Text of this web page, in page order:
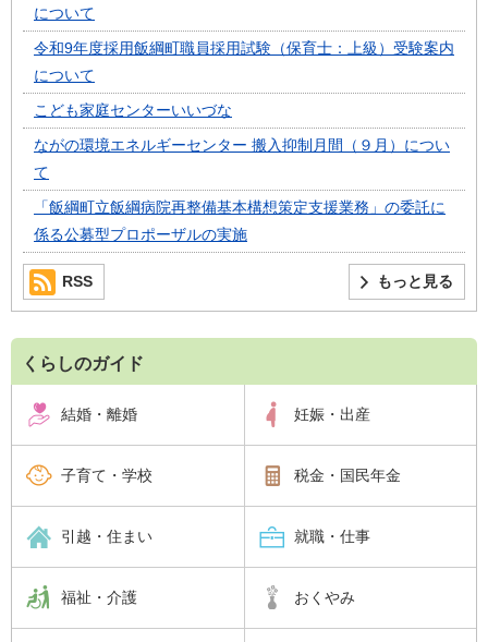
について
令和9年度採用飯綱町職員採用試験（保育士：上級）受験案内
について
こども家庭センターいいづな
ながの環境エネルギーセンター 搬入抑制月間（９月）につい
て
「飯綱町立飯綱病院再整備基本構想策定支援業務」の委託に
係る公募型プロポーザルの実施
もっと見る
RSS
くらしのガイド
結婚・離婚 妊娠・出産
子育て・学校 税金・国民年金
引越・住まい 就職・仕事
福祉・介護 おくやみ